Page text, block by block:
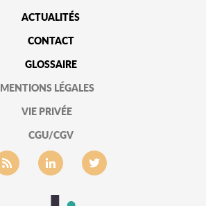
ACTUALITÉS
CONTACT
GLOSSAIRE
MENTIONS LÉGALES
VIE PRIVÉE
CGU/CGV